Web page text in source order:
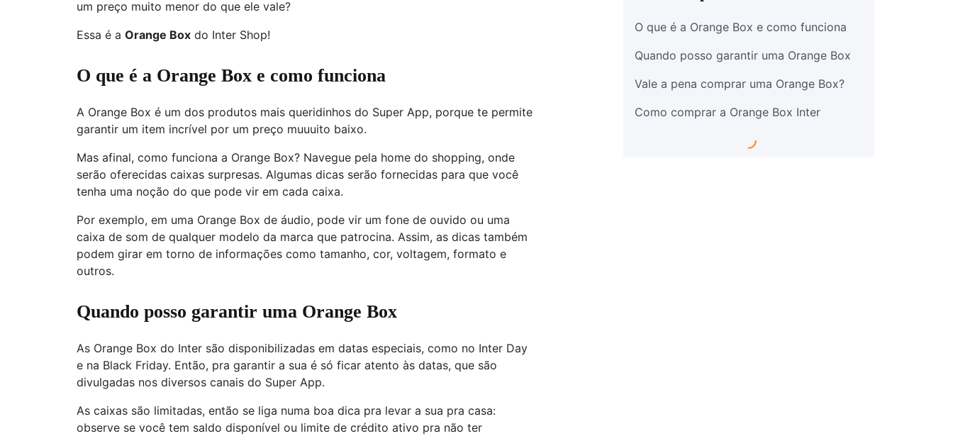
um preço muito menor do que ele vale?
Essa é a Orange Box do Inter Shop!
O que é a Orange Box e como funciona
A Orange Box é um dos produtos mais queridinhos do Super App, porque te permite
garantir um item incrível por um preço muuuito baixo.
Mas afinal, como funciona a Orange Box? Navegue pela home do shopping, onde
serão oferecidas caixas surpresas. Algumas dicas serão fornecidas para que você
tenha uma noção do que pode vir em cada caixa.
Por exemplo, em uma Orange Box de áudio, pode vir um fone de ouvido ou uma
caixa de som de qualquer modelo da marca que patrocina. Assim, as dicas também
podem girar em torno de informações como tamanho, cor, voltagem, formato e
outros.
Quando posso garantir uma Orange Box
As Orange Box do Inter são disponibilizadas em datas especiais, como no Inter Day
e na Black Friday. Então, pra garantir a sua é só ficar atento às datas, que são
divulgadas nos diversos canais do Super App.
As caixas são limitadas, então se liga numa boa dica pra levar a sua pra casa:
observe se você tem saldo disponível ou limite de crédito ativo pra não ter
O que é a Orange Box e como funciona
Quando posso garantir uma Orange Box
Vale a pena comprar uma Orange Box?
Como comprar a Orange Box Inter